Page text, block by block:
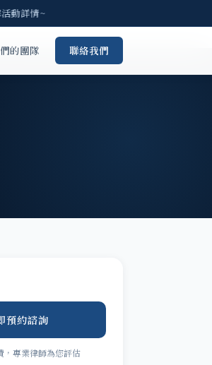
詳情~
的團隊 聯絡我們
預約諮詢
，專業律師為您評估